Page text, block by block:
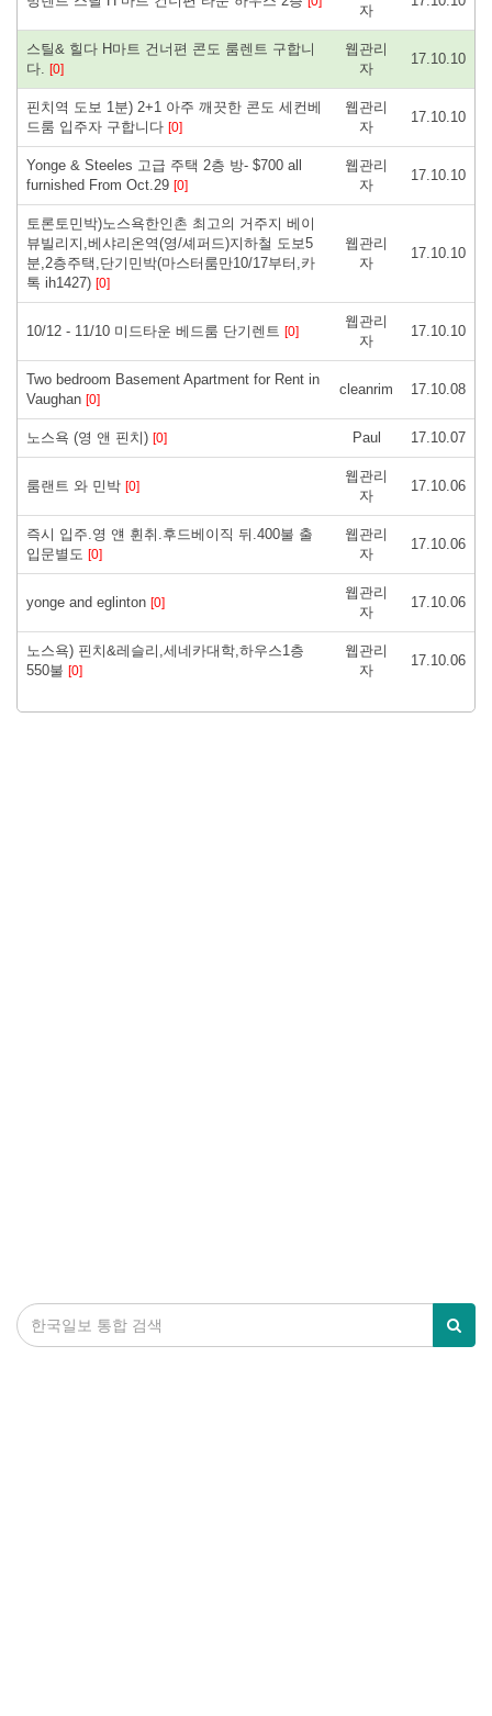
자
스틸& 힐다 H마트 건너편 콘도 룸렌트 구합니
다. [0]
웹관리
자
17.10.10
핀치역 도보 1분) 2+1 아주 깨끗한 콘도 세컨베
드룸 입주자 구합니다 [0]
웹관리
자
17.10.10
Yonge & Steeles 고급 주택 2층 방- $700 all
furnished From Oct.29 [0]
웹관리
자
17.10.10
토론토민박)노스욕한인촌 최고의 거주지 베이
뷰빌리지,베샤리온역(영/셰퍼드)지하철 도보5
분,2층주택,단기민박(마스터룸만10/17부터,카
톡 ih1427) [0]
웹관리
자
17.10.10
10/12 - 11/10 미드타운 베드룸 단기렌트 [0]
웹관리
자
17.10.10
Two bedroom Basement Apartment for Rent in
Vaughan [0]
cleanrim 17.10.08
노스욕 (영 앤 핀치) [0] Paul 17.10.07
룸랜트 와 민박 [0]
웹관리
자
17.10.06
즉시 입주.영 얜 휜취.후드베이직 뒤.400불 출
입문별도 [0]
웹관리
자
17.10.06
yonge and eglinton [0]
웹관리
자
17.10.06
노스욕) 핀치&레슬리,세네카대학,하우스1층
550불 [0]
웹관리
자
17.10.06